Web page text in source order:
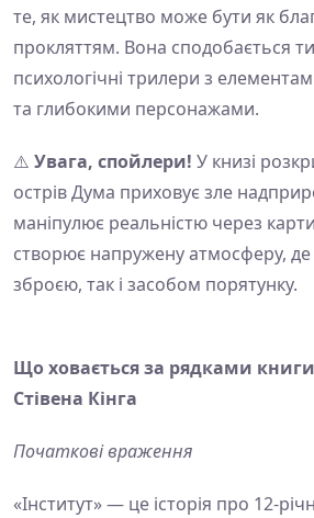
те, як мистецтво може бути як
прокляттям. Вона сподобається
психологічні трилери з
та глибокими персонажами.
⚠️ Увага, спойлери! У книзі
острів Дума приховує зле
маніпулює реальністю через
створює напружену атмосферу, де
зброєю, так і засобом порятунку.
Що ховається за рядками книги
Стівена Кінга
Початкові враження
«Інститут» — це історія про 12-